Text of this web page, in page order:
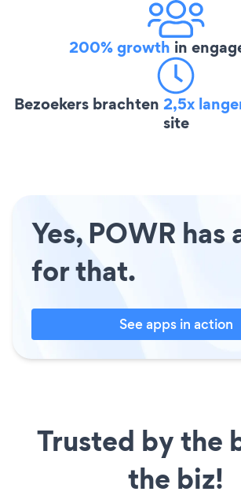
200% growth in
Bezoekers brachten 2,5x
site
Yes, POWR has
for that.
See apps in action
Trusted by the
the biz!